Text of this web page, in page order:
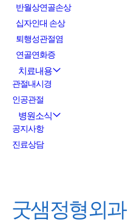
반월상연골손상
십자인대 손상
퇴행성관절염
연골연화증
치료내용
관절내시경
인공관절
병원소식
공지사항
진료상담
굿샘정형외과